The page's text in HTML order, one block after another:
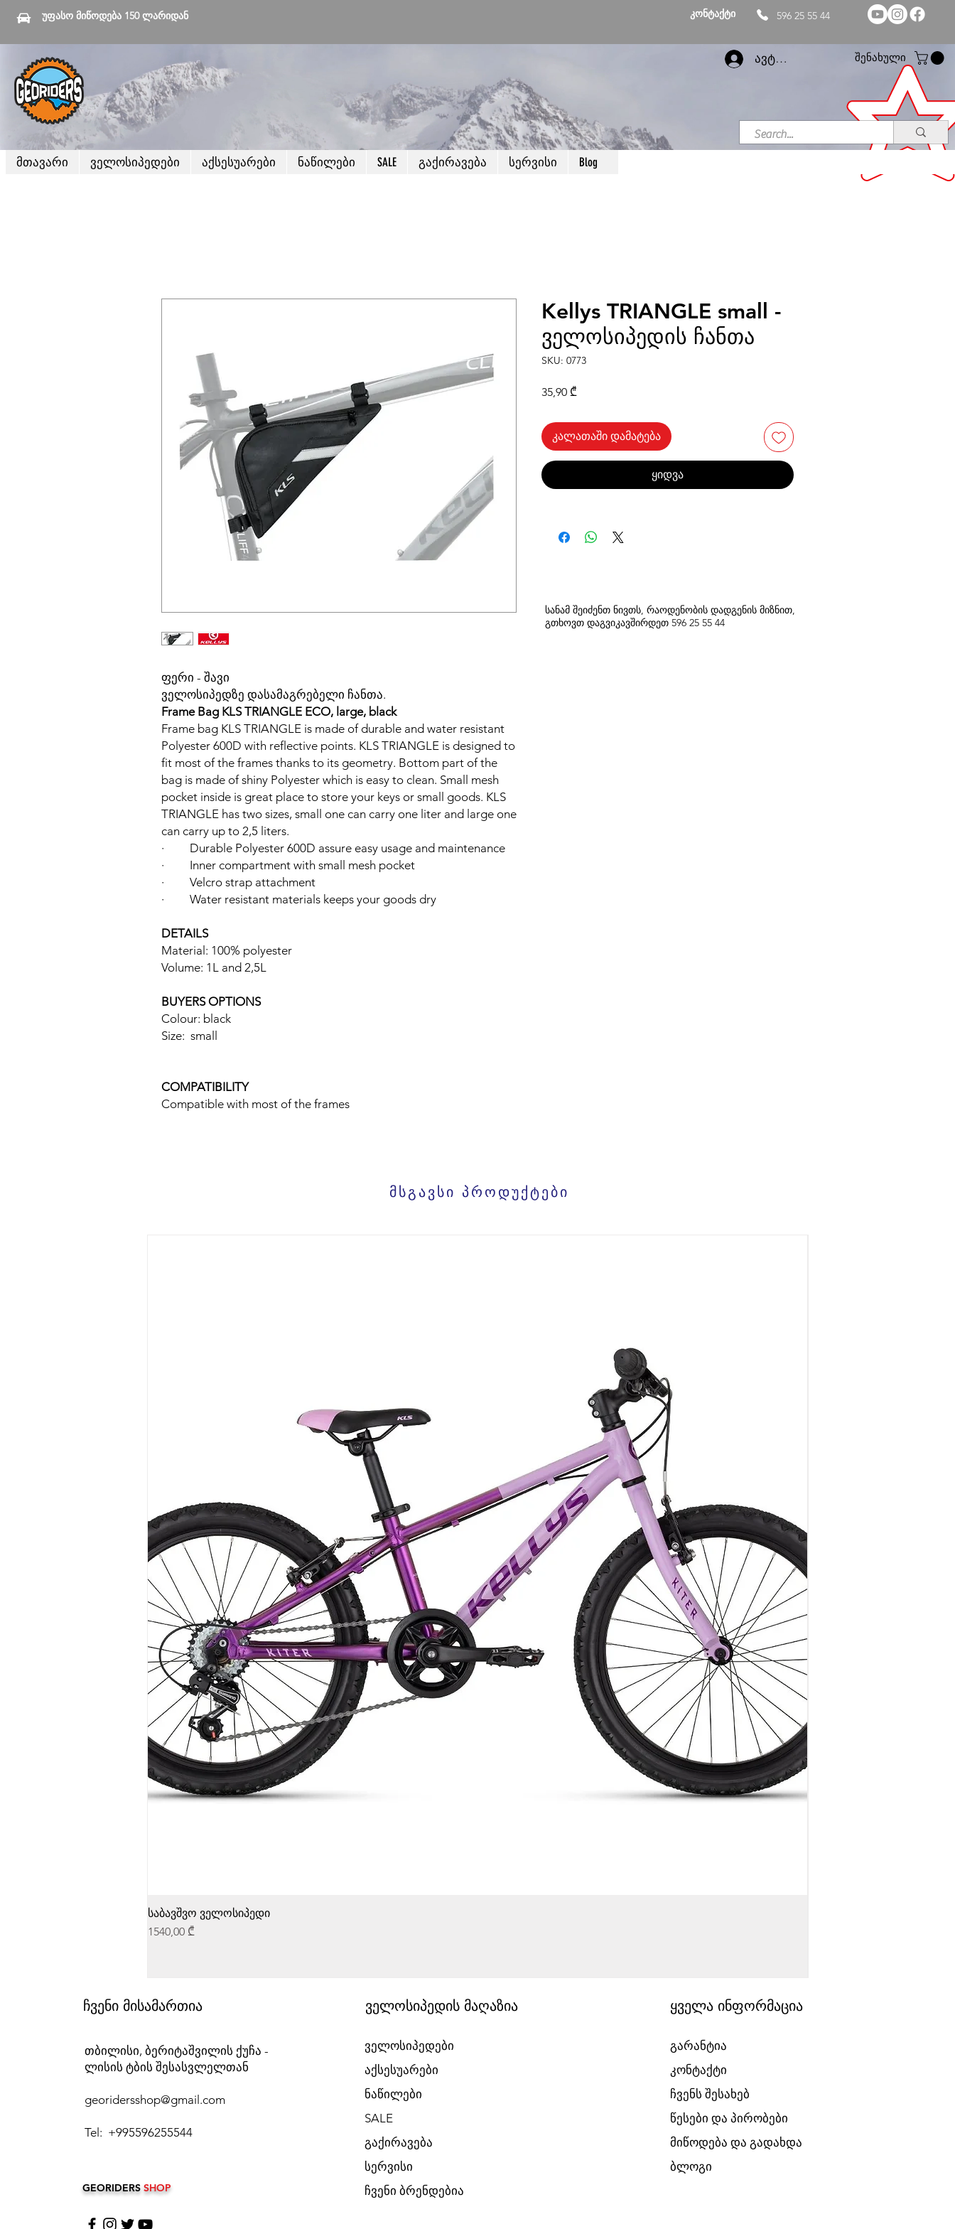
უფასო მიწოდება 150 ლარიდან კონტაქტი 596 25 55 44
ავტორიზაცია შენახული
მთავარი ველოსიპედები აქსესუარები ნაწილები SALE გაქირავება სერვისი Blog
ფერი - შავი
ველოსიპედზე დასამაგრებელი ჩანთა.
Frame Bag KLS TRIANGLE ECO, large, black
Frame bag KLS TRIANGLE is made of durable and water resistant
Polyester 600D with reflective points. KLS TRIANGLE is designed to
fit most of the frames thanks to its geometry. Bottom part of the
bag is made of shiny Polyester which is easy to clean. Small mesh
pocket inside is great place to store your keys or small goods. KLS
TRIANGLE has two sizes, small one can carry one liter and large one
can carry up to 2,5 liters.
· Durable Polyester 600D assure easy usage and maintenance
· Inner compartment with small mesh pocket
· Velcro strap attachment
· Water resistant materials keeps your goods dry
DETAILS
Material: 100% polyester
Volume: 1L and 2,5L
BUYERS OPTIONS
Colour: black
Size: small
COMPATIBILITY
Compatible with most of the frames
Kellys TRIANGLE small -
ველოსიპედის ჩანთა
SKU: 0773
35,90 ₾
კალათაში დამატება
ყიდვა
სანამ შეიძენთ ნივთს, რაოდენობის დადგენის მიზნით,
გთხოვთ დაგვიკავშირდეთ 596 25 55 44
მსგავსი პროდუქტები
საბავშვო ველოსიპედი
Price
1540,00 ₾
ჩვენი მისამართია
თბილისი, ბერიტაშვილის ქუჩა -
ლისის ტბის შესასვლელთან
georidersshop@gmail.com
Tel: +995596255544
GEORIDERS SHOP
ველოსიპედის მაღაზია
ველოსიპედები
აქსესუარები
ნაწილები
SALE
გაქირავება​
​სერვისი
​ჩვენი ბრენდებია
ყველა ინფორმაცია
გარანტია
კონტაქტი
ჩვენს შესახებ
წესები და პირობები
მიწოდება და გადახდა
ბლოგი